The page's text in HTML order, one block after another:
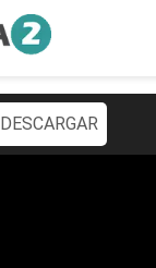
DESCARGAR